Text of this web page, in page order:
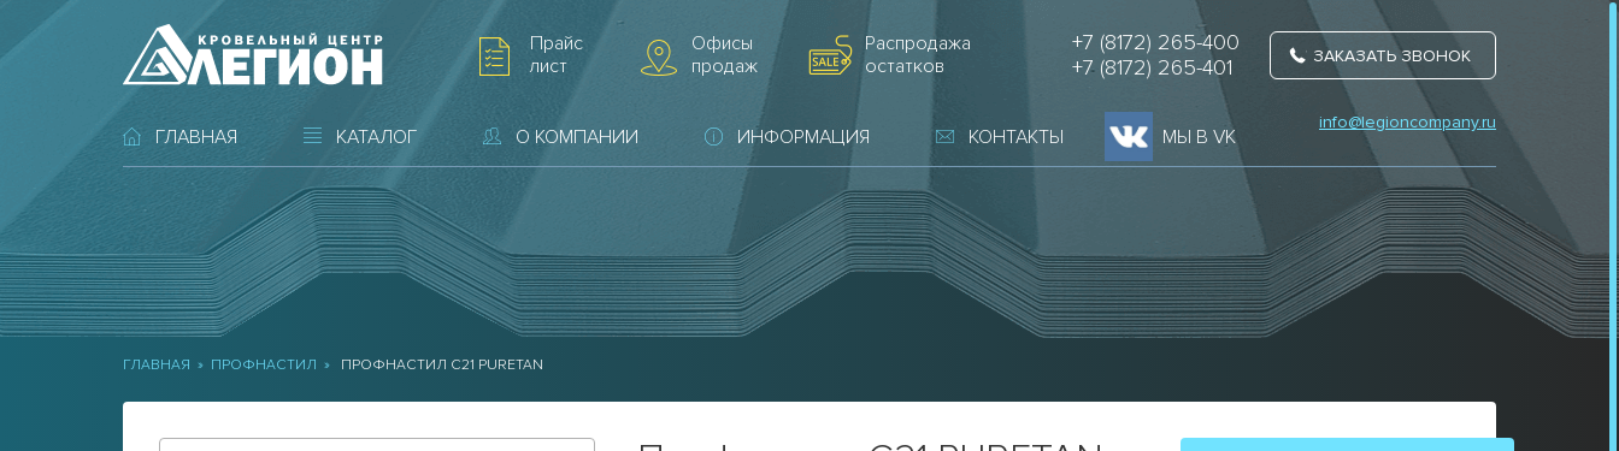
Прайс
лист
Офисы
продаж
Распродажа
остатков
+7 (8172) 265-400
+7 (8172) 265-401
ЗАКАЗАТЬ ЗВОНОК
ГЛАВНАЯ КАТАЛОГ О КОМПАНИИ ИНФОРМАЦИЯ КОНТАКТЫ МЫ В VK
info@legioncompany.ru
ГЛАВНАЯ » ПРОФНАСТИЛ » ПРОФНАСТИЛ С21 PURETAN